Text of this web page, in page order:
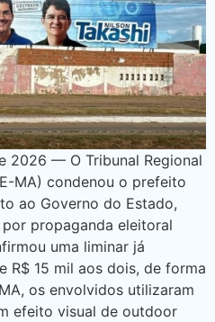
2026 — O Tribunal Regional
MA) condenou o prefeito
ao Governo do Estado,
propaganda eleitoral
uma liminar já
R$ 15 mil aos dois, de forma
os envolvidos utilizaram
efeito visual de outdoor